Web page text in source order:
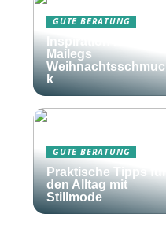
GUTE BERATUNG
Inspiration rund um
Mailegs
Weihnachtsschmuc
k
GUTE BERATUNG
Praktische Tipps für
den Alltag mit
Stillmode